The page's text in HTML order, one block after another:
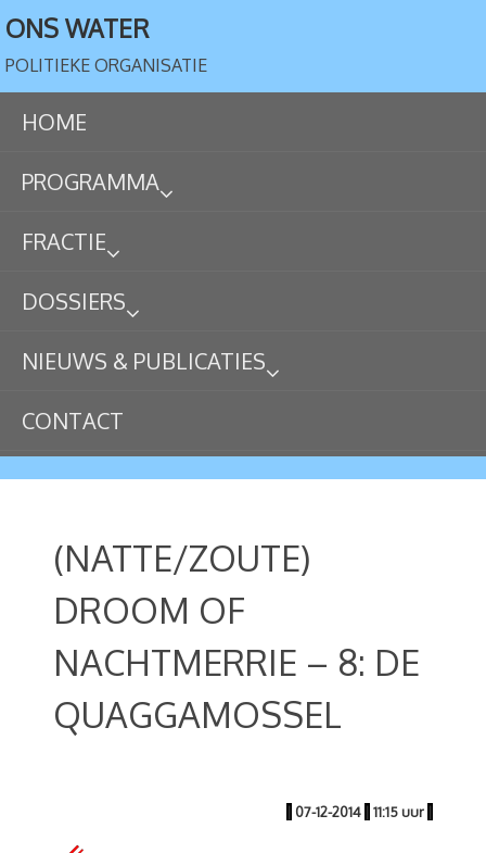
ONS WATER
POLITIEKE ORGANISATIE
HOME
PROGRAMMA
FRACTIE
DOSSIERS
NIEUWS & PUBLICATIES
CONTACT
(NATTE/ZOUTE)
DROOM OF
NACHTMERRIE – 8: DE
QUAGGAMOSSEL
| 07-12-2014 | 11:15 uur |